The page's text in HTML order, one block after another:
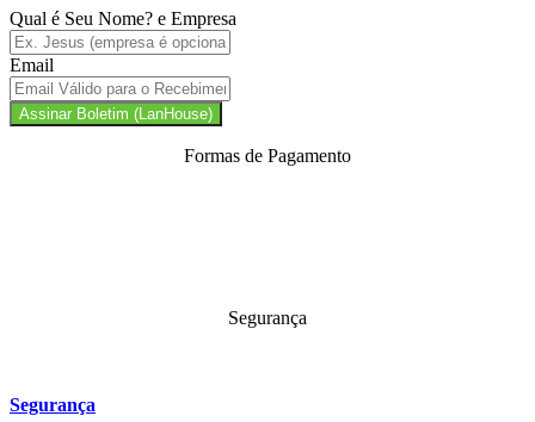
Qual é Seu Nome? e Empresa
Email
Assinar Boletim (LanHouse)
Formas de Pagamento
Segurança
Segurança